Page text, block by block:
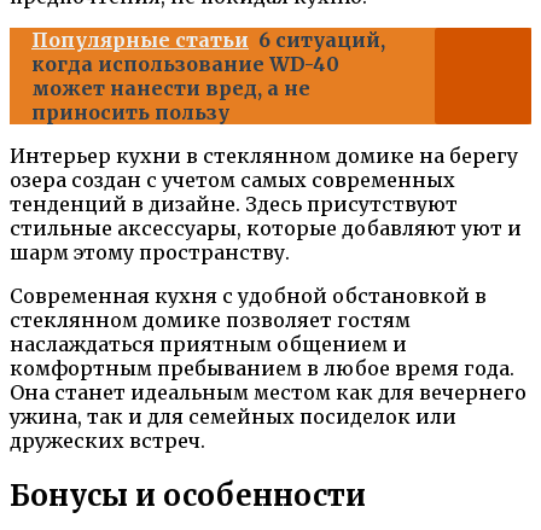
Популярные статьи 6 ситуаций,
когда использование WD-40
может нанести вред, а не
приносить пользу
Интерьер кухни в стеклянном домике на берегу
озера создан с учетом самых современных
тенденций в дизайне. Здесь присутствуют
стильные аксессуары, которые добавляют уют и
шарм этому пространству.
Современная кухня с удобной обстановкой в
стеклянном домике позволяет гостям
наслаждаться приятным общением и
комфортным пребыванием в любое время года.
Она станет идеальным местом как для вечернего
ужина, так и для семейных посиделок или
дружеских встреч.
Бонусы и особенности